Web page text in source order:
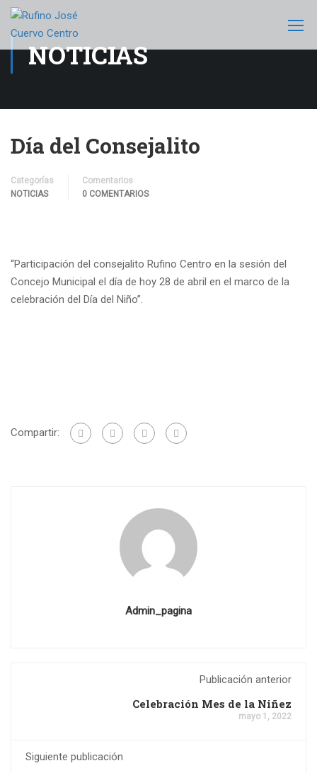
NOTICIAS
Día del Consejalito
Categorías
NOTICIAS
Comentarios
0 COMENTARIOS
“Participación del consejalito Rufino Centro en la sesión del
Concejo Municipal el día de hoy 28 de abril en el marco de la
celebración del Día del Niño”.
Compartir:
Admin_pagina
Publicación anterior
Celebración Mes de la Niñez
mayo 1, 2022
Siguiente publicación